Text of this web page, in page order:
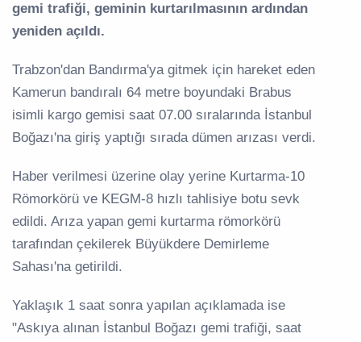
gemi trafiği, geminin kurtarılmasının ardından
yeniden açıldı.
Trabzon'dan Bandırma'ya gitmek için hareket eden
Kamerun bandıralı 64 metre boyundaki Brabus
isimli kargo gemisi saat 07.00 sıralarında İstanbul
Boğazı'na giriş yaptığı sırada dümen arızası verdi.
Haber verilmesi üzerine olay yerine Kurtarma-10
Römorkörü ve KEGM-8 hızlı tahlisiye botu sevk
edildi. Arıza yapan gemi kurtarma römorkörü
tarafından çekilerek Büyükdere Demirleme
Sahası'na getirildi.
Yaklaşık 1 saat sonra yapılan açıklamada ise
"Askıya alınan İstanbul Boğazı gemi trafiği, saat